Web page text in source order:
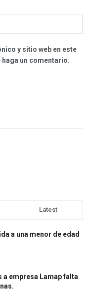
y sitio web en este
un comentario.
Latest
a una menor de edad
a empresa Lamap falta